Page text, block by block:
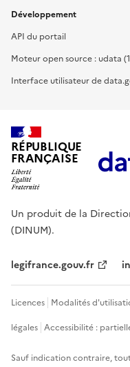
Développement
API du portail
Moteur open source : udata
Interface utilisateur de
RÉPUBLIQUE
FRANÇAISE
Un produit de la
(DINUM).
legifrance.gouv.fr
Licences Modalités
légales Accessibilité :
Sauf indication contraire,